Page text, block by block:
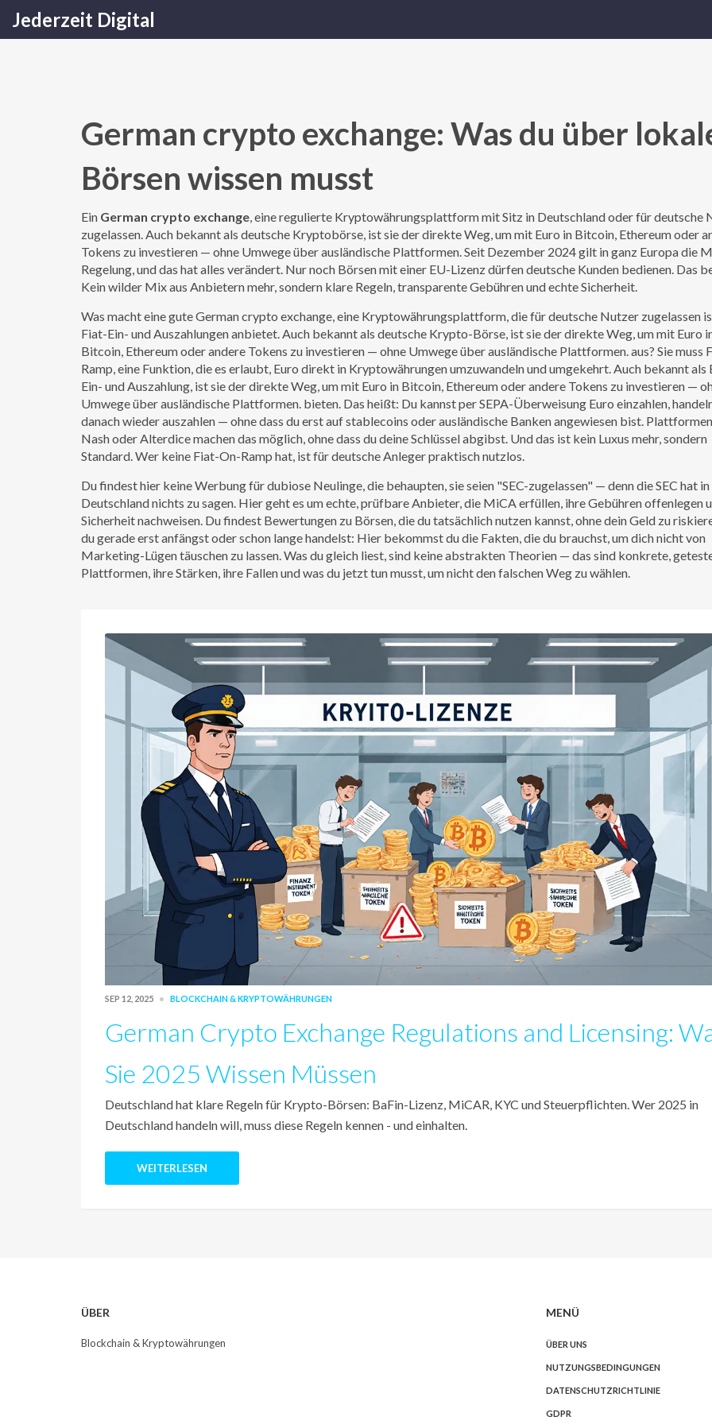
Jederzeit Digital
German crypto exchange: Was du über
Börsen wissen musst
Ein German crypto exchange,eine regulierte Kryptowährungsplattform mit Sitz in Deutschland oder für deutsche
zugelassen. Auch bekannt als deutsche Kryptobörse, ist sie der direkte Weg, um mit Euro in Bitcoin, Ethereum oder
Tokens zu investieren — ohne Umwege über ausländische Plattformen.Seit Dezember 2024 gilt in ganz Europa die
Regelung, und das hat alles verändert. Nur noch Börsen mit einer EU-Lizenz dürfen deutsche Kunden bedienen. Das
Kein wilder Mix aus Anbietern mehr, sondern klare Regeln, transparente Gebühren und echte Sicherheit.
Was macht eine guteGerman crypto exchange,eine Kryptowährungsplattform, die für deutsche Nutzer zugelassen
Fiat-Ein- und Auszahlungen anbietet. Auch bekannt als deutsche Krypto-Börse, ist sie der direkte Weg, um mit Euro
Bitcoin, Ethereum oder andere Tokens zu investieren — ohne Umwege über ausländische Plattformen.aus? Sie muss
Ramp,eine Funktion, die es erlaubt, Euro direkt in Kryptowährungen umzuwandeln und umgekehrt. Auch bekannt als
Ein- und Auszahlung, ist sie der direkte Weg, um mit Euro in Bitcoin, Ethereum oder andere Tokens zu investieren —
Umwege über ausländische Plattformen. bieten. Das heißt: Du kannst per SEPA-Überweisung Euro einzahlen,
danach wieder auszahlen — ohne dass du erst auf stablecoins oder ausländische Banken angewiesen bist.
Nash oder Alterdice machen das möglich, ohne dass du deine Schlüssel abgibst. Und das ist kein Luxus mehr, sondern
Standard. Wer keine Fiat-On-Ramp hat, ist für deutsche Anleger praktisch nutzlos.
Du findest hier keine Werbung für dubiose Neulinge, die behaupten, sie seien "SEC-zugelassen" — denn die SEC hat in
Deutschland nichts zu sagen. Hier geht es um echte, prüfbare Anbieter, die MiCA erfüllen, ihre Gebühren offenlegen
Sicherheit nachweisen. Du findest Bewertungen zu Börsen, die du tatsächlich nutzen kannst, ohne dein Geld zu
du gerade erst anfängst oder schon lange handelst: Hier bekommst du die Fakten, die du brauchst, um dich nicht von
Marketing-Lügen täuschen zu lassen. Was du gleich liest, sind keine abstrakten Theorien — das sind konkrete,
Plattformen, ihre Stärken, ihre Fallen und was du jetzt tun musst, um nicht den falschen Weg zu wählen.
SEP 12, 2025 BLOCKCHAIN & KRYPTOWÄHRUNGEN
German Crypto Exchange Regulations and Licensing:
Sie 2025 Wissen Müssen
Deutschland hat klare Regeln für Krypto-Börsen: BaFin-Lizenz, MiCAR, KYC und Steuerpflichten. Wer 2025 in
Deutschland handeln will, muss diese Regeln kennen - und einhalten.
WEITERLESEN
ÜBER
Blockchain & Kryptowährungen
MENÜ
ÜBER UNS
NUTZUNGSBEDINGUNGEN
DATENSCHUTZRICHTLINIE
GDPR